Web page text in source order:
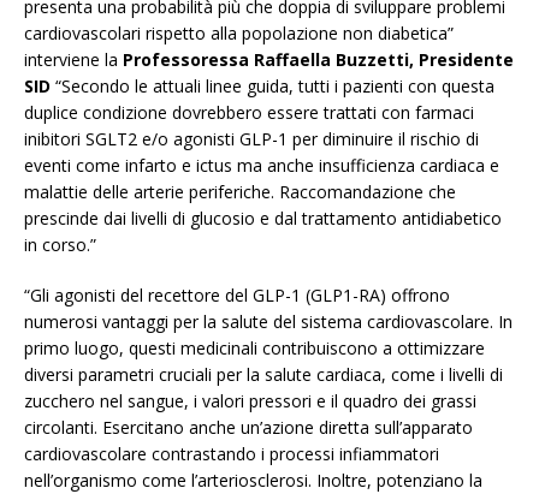
presenta una probabilità più che doppia di sviluppare problemi
cardiovascolari rispetto alla popolazione non diabetica”
interviene la Professoressa Raffaella Buzzetti, Presidente
SID “Secondo le attuali linee guida, tutti i pazienti con questa
duplice condizione dovrebbero essere trattati con farmaci
inibitori SGLT2 e/o agonisti GLP-1 per diminuire il rischio di
eventi come infarto e ictus ma anche insufficienza cardiaca e
malattie delle arterie periferiche. Raccomandazione che
prescinde dai livelli di glucosio e dal trattamento antidiabetico
in corso.”
“Gli agonisti del recettore del GLP-1 (GLP1-RA) offrono
numerosi vantaggi per la salute del sistema cardiovascolare. In
primo luogo, questi medicinali contribuiscono a ottimizzare
diversi parametri cruciali per la salute cardiaca, come i livelli di
zucchero nel sangue, i valori pressori e il quadro dei grassi
circolanti. Esercitano anche un’azione diretta sull’apparato
cardiovascolare contrastando i processi infiammatori
nell’organismo come l’arteriosclerosi. Inoltre, potenziano la